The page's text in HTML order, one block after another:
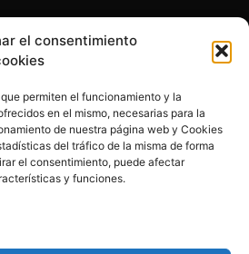
el consentimiento
permiten el funcionamiento y la
en el mismo, necesarias para la
de nuestra página web y Cookies
del tráfico de la misma de forma
el consentimiento, puede afectar
y funciones.
Alba Pérez. All Rights Reserved